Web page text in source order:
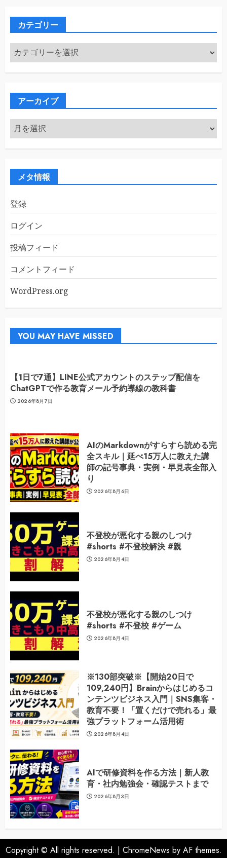
カテゴリー
カ
テ
ゴ
アーカイブ
ア
ー
カ
メタ情報
登録
ログイン
投稿フィード
コメントフィード
WordPress.org
YOU MAY HAVE MISSED
【1日で7通】LINE公式アカウントのステップ配信を
ChatGPTで作る教育メール予約導線の教科書
2026年8月7日
AIのMarkdownがすらすら読める完
全スキル｜延べ15万人に教えた講
師の記号事典・実例・早見表全部入
り
2026年8月6日
不登校が悪化する親のしつけ
#shorts #不登校解決 #親
2026年8月4日
不登校が悪化する親のしつけ
#shorts #不登校 #ゲーム
2026年8月4日
※130部突破※【開始20日で
109,240円】Brainからはじめるコ
ンテンツビジネス入門｜SNS集客・
教育不要！「置くだけで売れる」最
強プラットフォーム活用術
2026年8月4日
AIで研修資料を作る方法｜新人教
育・社内勉強会・確認テストまで
2026年8月3日
Copyright © All rights reserved. | ChromeNews by AF themes.